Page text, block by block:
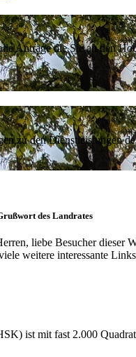
Anträge die Sie an den
zu den Dienstleistungen
des Landrates
liebe Besucher
weitere interessante
ist mit fast 2.000